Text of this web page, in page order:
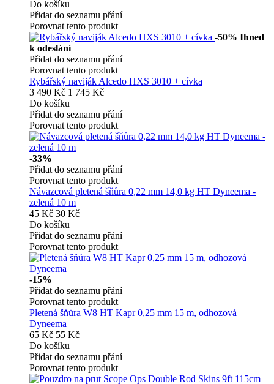
Do košíku
Přidat do seznamu přání
Porovnat tento produkt
-50% Ihned
k odeslání
Přidat do seznamu přání
Porovnat tento produkt
Rybářský naviják Alcedo HXS 3010 + cívka
3 490 Kč 1 745 Kč
Do košíku
Přidat do seznamu přání
Porovnat tento produkt
-33%
Přidat do seznamu přání
Porovnat tento produkt
Návazcová pletená šňůra 0,22 mm 14,0 kg HT Dyneema -
zelená 10 m
45 Kč 30 Kč
Do košíku
Přidat do seznamu přání
Porovnat tento produkt
-15%
Přidat do seznamu přání
Porovnat tento produkt
Pletená šňůra W8 HT Kapr 0,25 mm 15 m, odhozová
Dyneema
65 Kč 55 Kč
Do košíku
Přidat do seznamu přání
Porovnat tento produkt